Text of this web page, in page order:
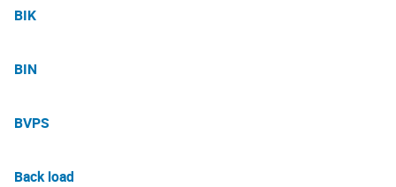
BIK
BIN
BVPS
Back load